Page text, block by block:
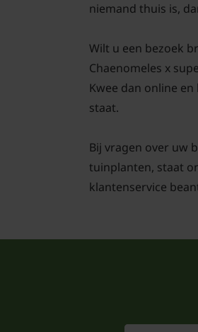
niemand thuis is,
Wilt u een bezoek
Chaenomeles x
Kwee dan online
staat.
Bij vragen over uw
tuinplanten, staat
klantenservice